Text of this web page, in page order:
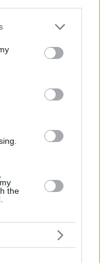
or more Google
You may click to
party tags to
in below Google
the
σχέση
του Θεού», το
έχει στα
και τοπία
ΑΠΕ άνω των
εκατ. ευρώ για